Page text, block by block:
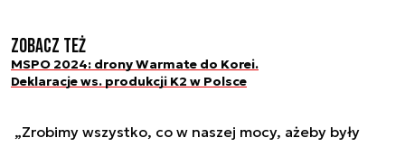
Zobacz też
MSPO 2024: drony Warmate do Korei.
Deklaracje ws. produkcji K2 w Polsce
„Zrobimy wszystko, co w naszej mocy, ażeby były